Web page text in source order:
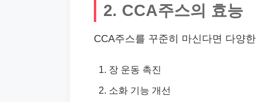
2. CCA주스의 효능
CCA주스를 꾸준히 마신다면 다양
장 운동 촉진
소화 기능 개선